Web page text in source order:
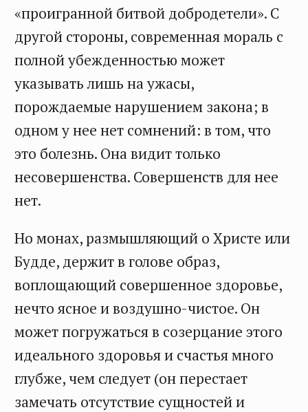
«проигранной битвой добродетели». С
другой стороны, современная мораль с
полной убежденностью может
указывать лишь на ужасы,
порождаемые нарушением закона; в
одном у нее нет сомнений: в том, что
это болезнь. Она видит только
несовершенства. Совершенств для нее
нет.
Но монах, размышляющий о Христе или
Будде, держит в голове образ,
воплощающий совершенное здоровье,
нечто ясное и воздушно-чистое. Он
может погружаться в созерцание этого
идеального здоровья и счастья много
глубже, чем следует (он перестает
замечать отсутствие сущностей и